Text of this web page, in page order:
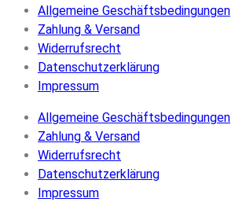
Allgemeine Geschäftsbedingungen
Zahlung & Versand
Widerrufsrecht
Datenschutzerklärung
Impressum
Allgemeine Geschäftsbedingungen
Zahlung & Versand
Widerrufsrecht
Datenschutzerklärung
Impressum